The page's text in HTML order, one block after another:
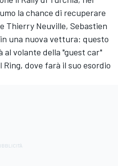
la chance di recuperare
Thierry Neuville, Sebastien
una nuova vettura: questo
volante della "guest car"
Ring, dove farà il suo esordio